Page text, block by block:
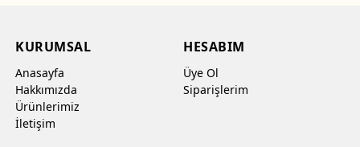
KURUMSAL
Anasayfa
Hakkımızda
Ürünlerimiz
İletişim
HESABIM
Üye Ol
Siparişlerim